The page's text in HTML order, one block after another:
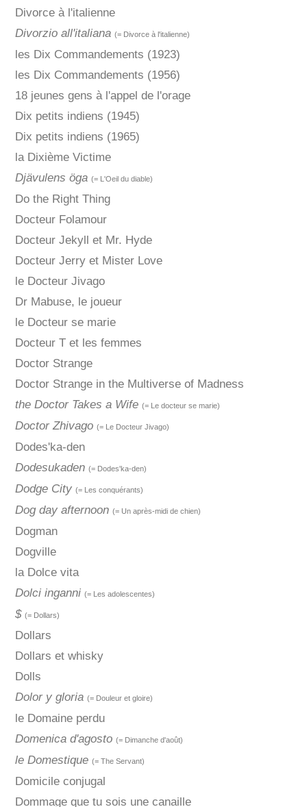
Divorce à l'italienne
Divorzio all'italiana (= Divorce à l'italienne)
les Dix Commandements (1923)
les Dix Commandements (1956)
18 jeunes gens à l'appel de l'orage
Dix petits indiens (1945)
Dix petits indiens (1965)
la Dixième Victime
Djävulens öga (= L'Oeil du diable)
Do the Right Thing
Docteur Folamour
Docteur Jekyll et Mr. Hyde
Docteur Jerry et Mister Love
le Docteur Jivago
Dr Mabuse, le joueur
le Docteur se marie
Docteur T et les femmes
Doctor Strange
Doctor Strange in the Multiverse of Madness
the Doctor Takes a Wife (= Le docteur se marie)
Doctor Zhivago (= Le Docteur Jivago)
Dodes'ka-den
Dodesukaden (= Dodes'ka-den)
Dodge City (= Les conquérants)
Dog day afternoon (= Un après-midi de chien)
Dogman
Dogville
la Dolce vita
Dolci inganni (= Les adolescentes)
$ (= Dollars)
Dollars
Dollars et whisky
Dolls
Dolor y gloria (= Douleur et gloire)
le Domaine perdu
Domenica d'agosto (= Dimanche d'août)
le Domestique (= The Servant)
Domicile conjugal
Dommage que tu sois une canaille